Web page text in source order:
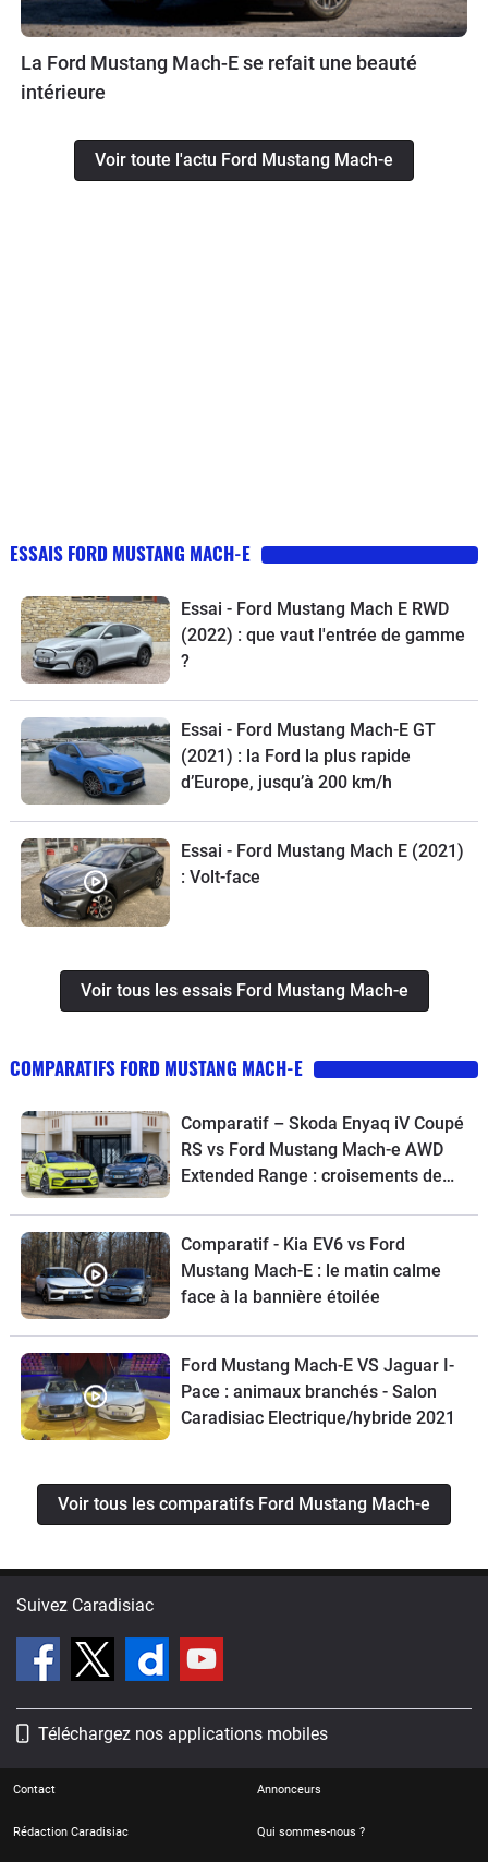
La Ford Mustang Mach-E se refait une beauté
intérieure
Voir toute l'actu Ford Mustang Mach-e
ESSAIS FORD MUSTANG MACH-E
Essai - Ford Mustang Mach E RWD
(2022) : que vaut l'entrée de gamme
?
Essai - Ford Mustang Mach-E GT
(2021) : la Ford la plus rapide
d’Europe, jusqu’à 200 km/h
Essai - Ford Mustang Mach E (2021)
: Volt-face
Voir tous les essais Ford Mustang Mach-e
COMPARATIFS FORD MUSTANG MACH-E
Comparatif – Skoda Enyaq iV Coupé
RS vs Ford Mustang Mach-e AWD
Extended Range : croisements de
Comparatif - Kia EV6 vs Ford
Mustang Mach-E : le matin calme
face à la bannière étoilée
Ford Mustang Mach-E VS Jaguar I-
Pace : animaux branchés - Salon
Caradisiac Electrique/hybride 2021
Voir tous les comparatifs Ford Mustang Mach-e
Suivez Caradisiac
Téléchargez nos applications mobiles
Contact Annonceurs
Rédaction Caradisiac Qui sommes-nous ?